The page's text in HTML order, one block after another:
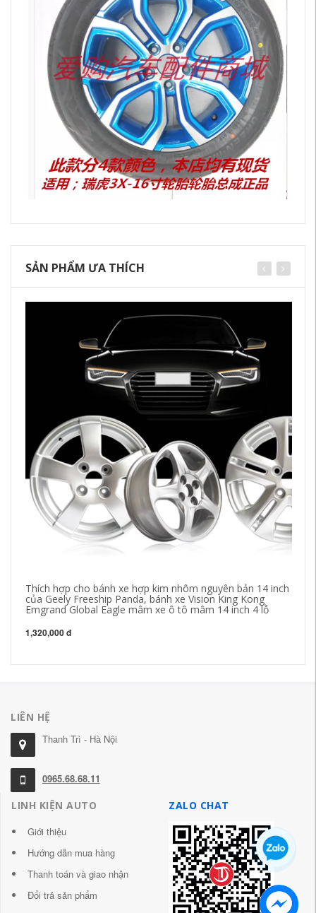
SẢN PHẨM ƯA THÍCH
Thích hợp cho bánh xe hợp kim nhôm nguyên bản 14 inch
của Geely Freeship Panda, bánh xe Vision King Kong
Emgrand Global Eagle mâm xe ô tô mâm 14 inch 4 lỗ
1,320,000 đ
LIÊN HỆ
Thanh Trì - Hà Nội
0965.68.68.11
LINH KIỆN AUTO
Giới thiệu
Hướng dẫn mua hàng
Thanh toán và giao nhận
Đổi trả sản phẩm
ZALO CHAT